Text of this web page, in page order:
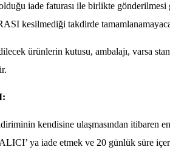
iade faturası ile birlikte gönderilmesi
kesilmediği takdirde
ürünlerin kutusu, ambalajı, varsa
kendisine ulaşmasından itibaren
ya iade etmek ve 20 günlük süre